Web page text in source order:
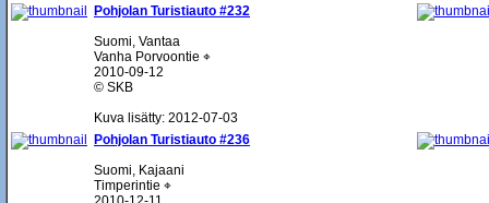
Pohjolan Turistiauto #232
Suomi, Vantaa
Vanha Porvoontie ⌖
2010-09-12
© SKB
Kuva lisätty: 2012-07-03
Pohjolan Turistiauto #236
Suomi, Kajaani
Timperintie ⌖